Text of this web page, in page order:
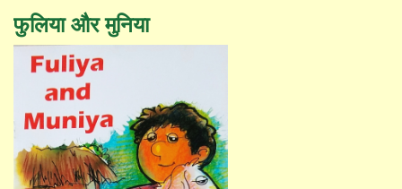
फुलिया और मुनिया